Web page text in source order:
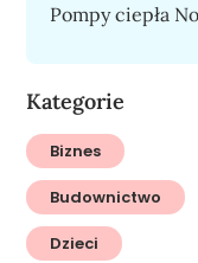
Pompy ciepła
Kategorie
Biznes
Budownictwo
Dzieci